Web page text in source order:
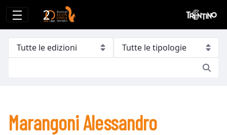
Marangoni Alessandro
Marangoni Alessandro